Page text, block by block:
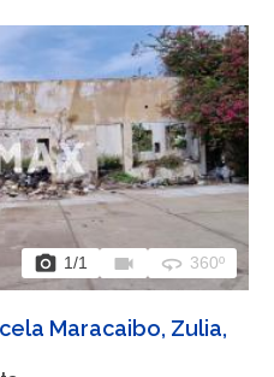
photo_camera 1/1 videocam 360 360º
Maracaibo, Zulia,